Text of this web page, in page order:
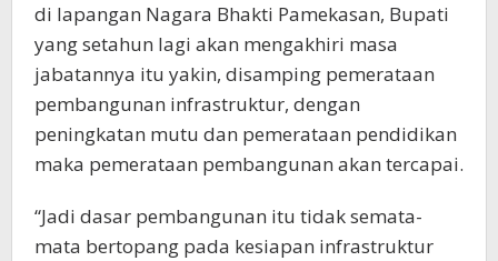
di lapangan Nagara Bhakti Pamekasan, Bupati
yang setahun lagi akan mengakhiri masa
jabatannya itu yakin, disamping pemerataan
pembangunan infrastruktur, dengan
peningkatan mutu dan pemerataan pendidikan
maka pemerataan pembangunan akan tercapai.
“Jadi dasar pembangunan itu tidak semata-
mata bertopang pada kesiapan infrastruktur